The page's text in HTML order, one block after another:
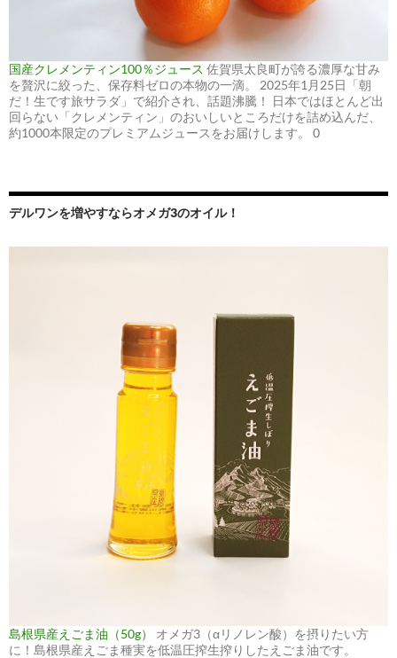
国産クレメンティン100％ジュース 佐賀県太良町が誇る濃厚な甘み
を贅沢に絞った、保存料ゼロの本物の一滴。 2025年1月25日「朝
だ！生です旅サラダ」で紹介され、話題沸騰！ 日本ではほとんど出
回らない「クレメンティン」のおいしいところだけを詰め込んだ、
約1000本限定のプレミアムジュースをお届けします。 0
デルワンを増やすならオメガ3のオイル！
島根県産えごま油（50g）
オメガ3（αリノレン酸）を摂りたい方
に！島根県産えごま種実を低温圧搾生搾りしたえごま油です。